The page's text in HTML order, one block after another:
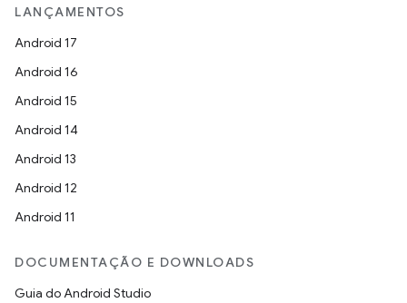
LANÇAMENTOS
Android 17
Android 16
Android 15
Android 14
Android 13
Android 12
Android 11
DOCUMENTAÇÃO E DOWNLOADS
Guia do Android Studio